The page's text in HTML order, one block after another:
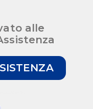
alle